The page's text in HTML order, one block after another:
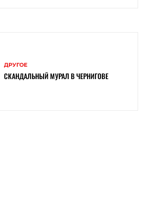
ДРУГОЕ
СКАНДАЛЬНЫЙ МУРАЛ В ЧЕРНИГОВЕ